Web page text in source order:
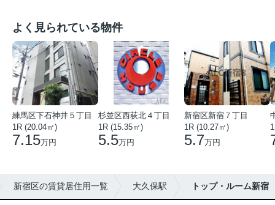
よく見られている物件
練馬区下石神井５丁目
1R (20.04㎡)
7.15万円
杉並区西荻北４丁目
1R (15.35㎡)
5.5万円
新宿区新宿７丁目
1R (10.27㎡)
5.7万円
新宿区の賃貸居住用一覧 大久保駅 トップ・ルーム新宿